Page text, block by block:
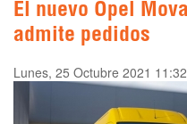
El nuevo Opel
admite pedidos
Lunes, 25 Octubre 2021 11:32